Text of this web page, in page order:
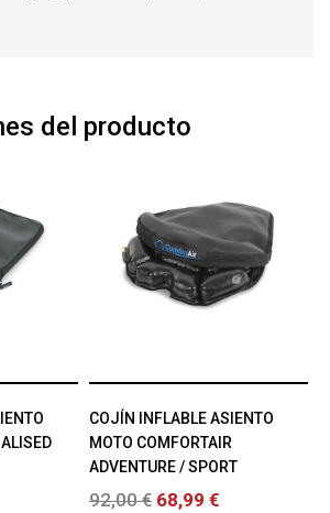
del producto
COJÍN INFLABLE ASIENTO
MOTO COMFORTAIR
ADVENTURE / SPORT
92,00 € 68,99 €